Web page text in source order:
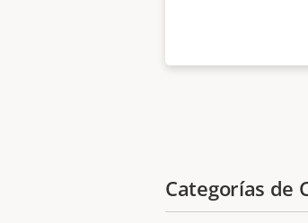
Categorías de